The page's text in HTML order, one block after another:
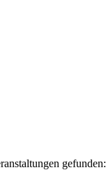
gefunden: